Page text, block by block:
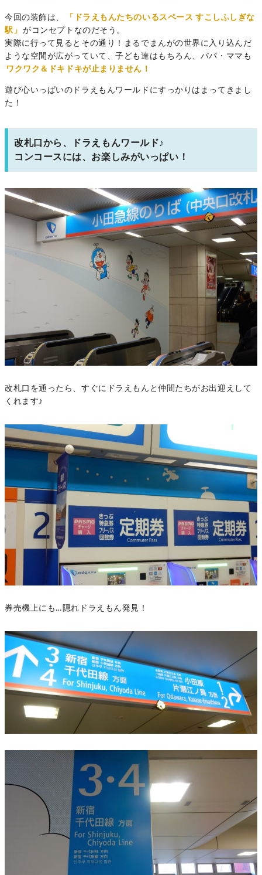
今回の装飾は、
「ドラえもんたちのいるスペース すこしふしぎな
駅」
がコンセプトなのだそう。
実際に行って見るとその通り！まるでまんがの世界に入り込んだ
ような空間が広がっていて、子ども達はもちろん、パパ・ママも
ワクワク＆ドキドキが止まりません！
遊び心いっぱいのドラえもんワールドにすっかりはまってきまし
た！
改札口から、ドラえもんワールド♪
コンコースには、お楽しみがいっぱい！
改札口を通ったら、すぐにドラえもんと仲間たちがお出迎えして
くれます♪
券売機上にも…隠れドラえもん発見！